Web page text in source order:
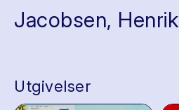
Jacobsen, Henrik
Utgivelser